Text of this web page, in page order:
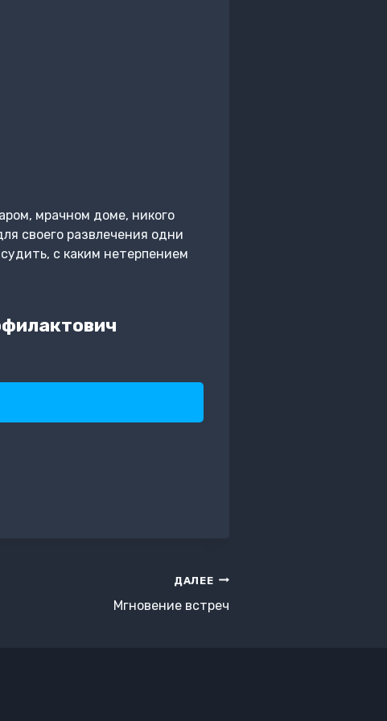
мрачном доме, никого
своего развлечения одни
с каким нетерпением
ДАЛЕЕ
Мгновение встреч